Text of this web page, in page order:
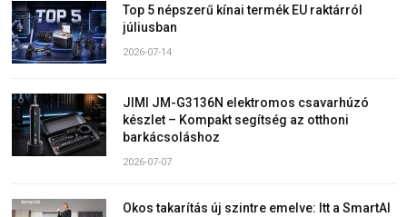
Top 5 népszerű kínai termék EU raktárról
júliusban
2026-07-14
JIMI JM-G3136N elektromos csavarhúzó
készlet – Kompakt segítség az otthoni
barkácsoláshoz
2026-07-07
Okos takarítás új szintre emelve: Itt a SmartAI